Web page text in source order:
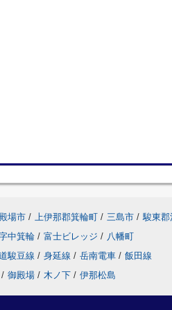
場市 / 上伊那郡箕輪町 / 三島市 / 駿東郡
中箕輪 / 富士ビレッジ / 八幡町
駿豆線 / 身延線 / 岳南電車 / 飯田線
/ 御殿場 / 木ノ下 / 伊那松島